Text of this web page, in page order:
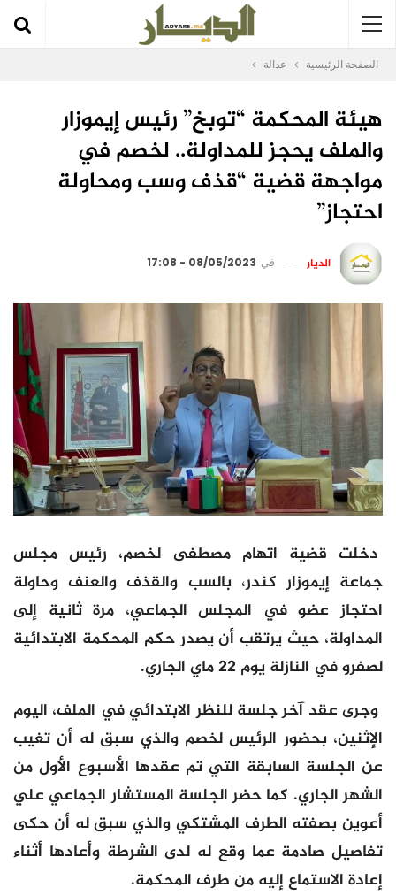
الصفحة الرئيسية عدالة
هيئة المحكمة “توبخ” رئيس إيموزار
والملف يحجز للمداولة.. لخصم في
مواجهة قضية “قذف وسب ومحاولة
احتجاز”
الديار في 08/05/2023 - 17:08
دخلت قضية اتهام مصطفى لخصم، رئيس مجلس
جماعة إيموزار كندر، بالسب والقذف والعنف وحاولة
احتجاز عضو في المجلس الجماعي، مرة ثانية إلى
المداولة، حيث يرتقب أن يصدر حكم المحكمة الابتدائية
لصفرو في النازلة يوم 22 ماي الجاري.
وجرى عقد آخر جلسة للنظر الابتدائي في الملف، اليوم
الإثنين، بحضور الرئيس لخصم والذي سبق له أن تغيب
عن الجلسة السابقة التي تم عقدها الأسبوع الأول من
الشهر الجاري. كما حضر الجلسة المستشار الجماعي علي
أعوين بصفته الطرف المشتكي والذي سبق له أن حكى
تفاصيل صادمة عما وقع له لدى الشرطة وأعادها أثناء
إعادة الاستماع إليه من طرف المحكمة.